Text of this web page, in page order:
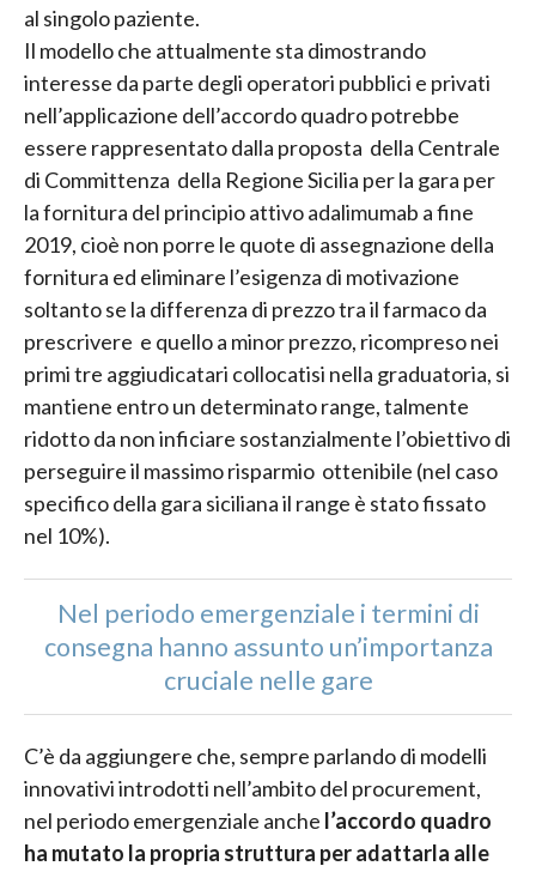
al singolo paziente.
Il modello che attualmente sta dimostrando
interesse da parte degli operatori pubblici e privati
nell’applicazione dell’accordo quadro potrebbe
essere rappresentato dalla proposta della Centrale
di Committenza della Regione Sicilia per la gara per
la fornitura del principio attivo adalimumab a fine
2019, cioè non porre le quote di assegnazione della
fornitura ed eliminare l’esigenza di motivazione
soltanto se la differenza di prezzo tra il farmaco da
prescrivere e quello a minor prezzo, ricompreso nei
primi tre aggiudicatari collocatisi nella graduatoria, si
mantiene entro un determinato range, talmente
ridotto da non inficiare sostanzialmente l’obiettivo di
perseguire il massimo risparmio ottenibile (nel caso
specifico della gara siciliana il range è stato fissato
nel 10%).
Nel periodo emergenziale i termini di
consegna hanno assunto un’importanza
cruciale nelle gare
C’è da aggiungere che, sempre parlando di modelli
innovativi introdotti nell’ambito del procurement,
nel periodo emergenziale anche l’accordo quadro
ha mutato la propria struttura per adattarla alle